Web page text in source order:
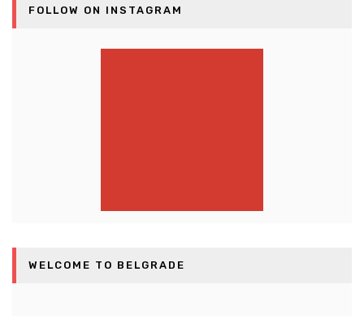
FOLLOW ON INSTAGRAM
WELCOME TO BELGRADE